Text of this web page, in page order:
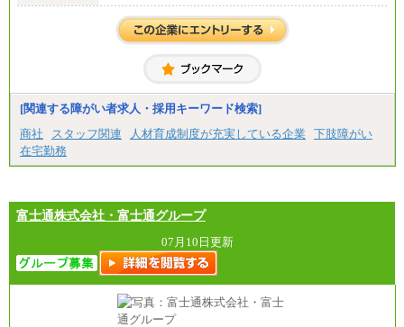
[関連する障がい者求人・採用キーワード検索]
商社
スタッフ関連 人材育成制度が充実している企業
下肢障がい
在宅勤務
富士通株式会社・富士通グループ
07月10日更新